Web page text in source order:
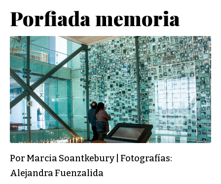
Porfiada memoria
Por Marcia Soantkebury | Fotografías:
Alejandra Fuenzalida